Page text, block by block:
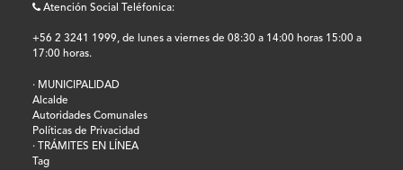
Atención Social Teléfonica:
+56 2 3241 1999, de lunes a viernes de 08:30 a 14:00 horas 15:00 a
17:00 horas.
· MUNICIPALIDAD
Alcalde
Autoridades Comunales
Políticas de Privacidad
· TRÁMITES EN LÍNEA
Tag